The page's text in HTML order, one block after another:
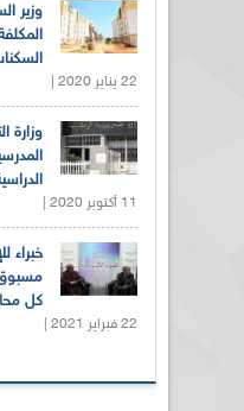
وزير
22 يناير 2020 |
وزارة
الدراسية
11 أكتوبر 2020 |
خبراء
كل
22 فبراير 2021 |